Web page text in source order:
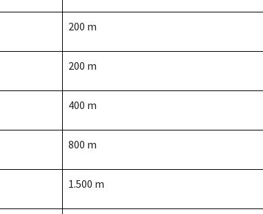
200 m
200 m
400 m
800 m
1.500 m